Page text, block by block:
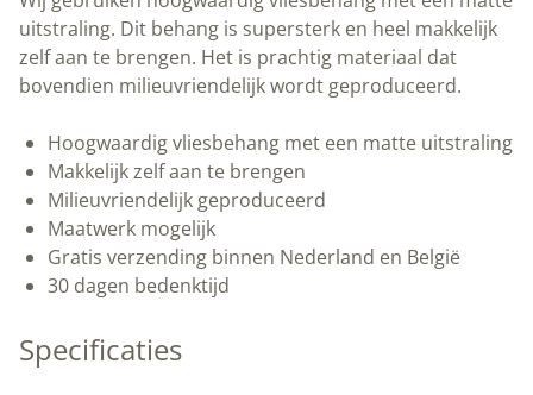
Amsterdam
|
Peltenburg
Natuurverf
uitstraling. Dit behang is supersterk en heel makkelijk
zelf aan te brengen. Het is prachtig materiaal dat
bovendien milieuvriendelijk wordt geproduceerd.
Hoogwaardig vliesbehang met een matte uitstraling
Makkelijk zelf aan te brengen
Milieuvriendelijk geproduceerd
Maatwerk mogelijk
Gratis verzending binnen Nederland en België
30 dagen bedenktijd
Specificaties